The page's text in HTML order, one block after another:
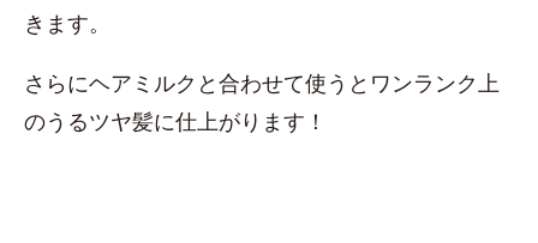
きます。
さらにヘアミルクと合わせて使うとワンランク上
のうるツヤ髪に仕上がります！